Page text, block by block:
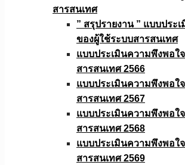
สารสนเทศ
” สรุปรายงาน ” แบบประ
ของผู้ใช้ระบบสารสนเทศ
แบบประเมินความพึงพอใ
สารสนเทศ 2566
แบบประเมินความพึงพอใ
สารสนเทศ 2567
แบบประเมินความพึงพอใ
สารสนเทศ 2568
แบบประเมินความพึงพอใ
สารสนเทศ 2569